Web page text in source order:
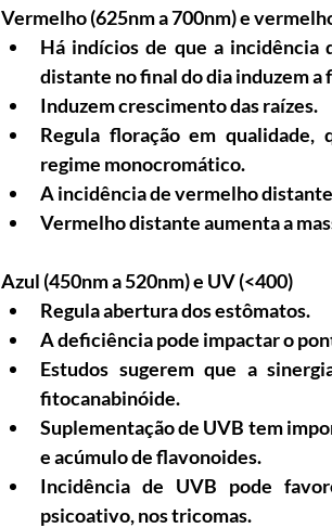
Vermelho (625nm a 700nm) e
Há indícios de que a incidência
distante no final do dia induzem a
Induzem crescimento das raízes.
Regula floração em qualidade,
regime monocromático.
A incidência de vermelho
Vermelho distante aumenta a
Azul (450nm a 520nm) e UV (<400)
Regula abertura dos estômatos.
A deficiência pode impactar o
Estudos sugerem que a
fitocanabinóide.
Suplementação de UVB tem
e acúmulo de flavonoides.
Incidência de UVB pode
psicoativo, nos tricomas.